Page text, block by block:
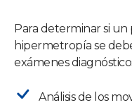
Para determinar si
hipermetropía se
exámenes
Análisis de los